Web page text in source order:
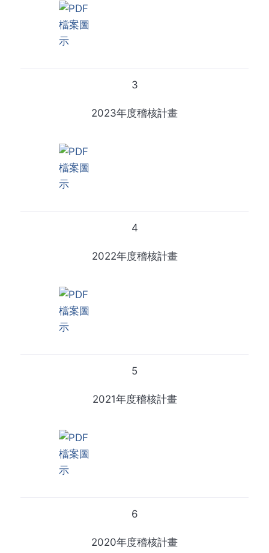
3
2023年度稽核計畫
4
2022年度稽核計畫
5
2021年度稽核計畫
6
2020年度稽核計畫